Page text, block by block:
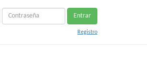
Entrar
Registro